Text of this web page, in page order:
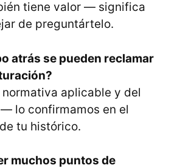
tiene valor — significa
de preguntártelo.
atrás se pueden reclamar
aplicable y del
lo confirmamos en el
tu histórico.
muchos puntos de